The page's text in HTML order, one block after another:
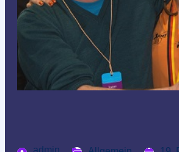
admin